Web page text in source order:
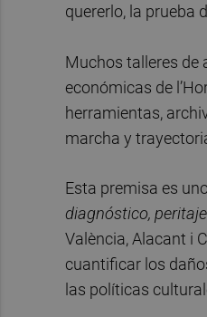
quererlo, la prueba
Muchos talleres de
económicas de
herramientas,
marcha y
Esta premisa es
diagnóstico,
València, Alacant i
cuantificar los
las políticas